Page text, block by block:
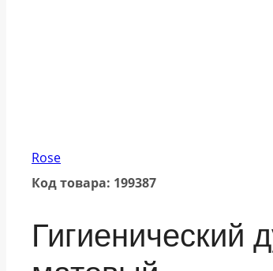
Rose
Код товара: 199387
Гигиенический